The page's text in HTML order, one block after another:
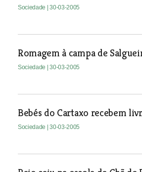
Sociedade | 30-03-2005
Romagem à campa de
Sociedade | 30-03-2005
Bebés do Cartaxo recebem
Sociedade | 30-03-2005